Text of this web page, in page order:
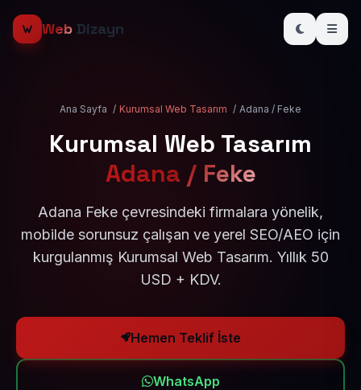
Web Dizayn
Ana Sayfa / Kurumsal Web Tasarım / Adana / Feke
Kurumsal Web Tasarım
Adana / Feke
Adana Feke çevresindeki firmalara yönelik,
mobilde sorunsuz çalışan ve yerel SEO/AEO için
kurgulanmış Kurumsal Web Tasarım. Yıllık 50
USD + KDV.
Hemen Teklif İste
WhatsApp